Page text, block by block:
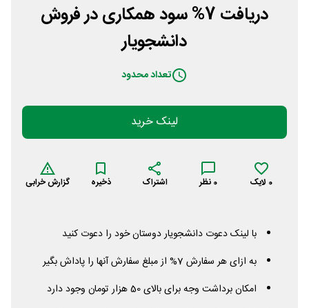
دریافت 7% سود همکاری در فروش
دانشجویار
تعداد محدود
لینک خرید
0 لایک 0 نظر اشتراک ذخیره گزارش خرابی
با لینک دعوت دانشجویار دوستان خود را دعوت کنید
به ازای هر سفارش 7% از مبلغ سفارش آنها را پاداش بگیر
امکان برداشت وجه برای بالای 50 هزار تومان وجود دارد